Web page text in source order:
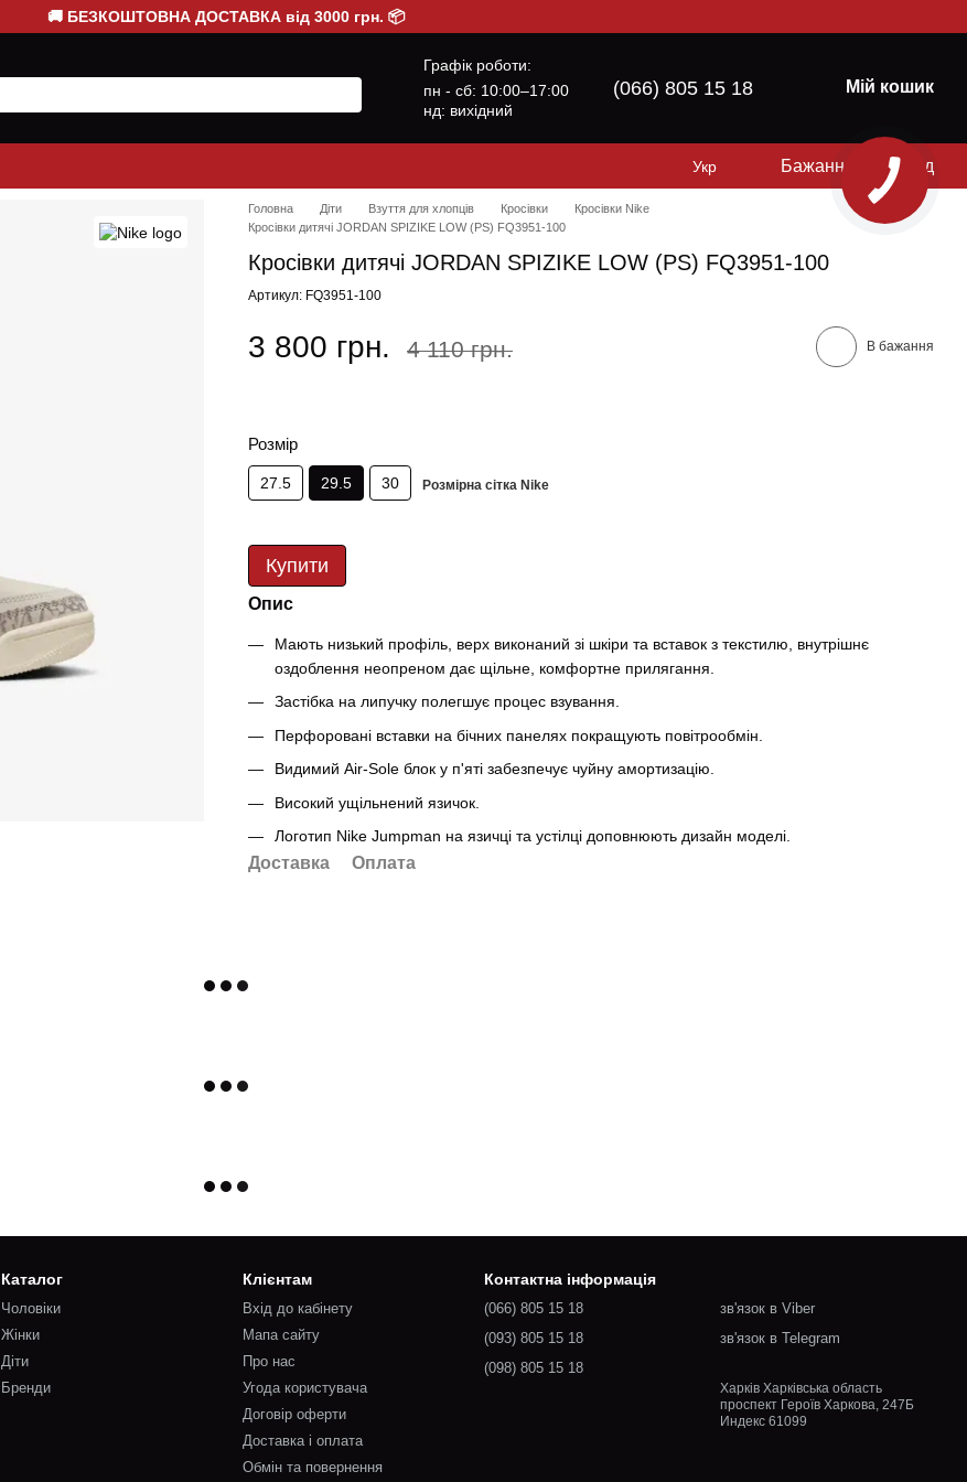
🚚 БЕЗКОШТОВНА ДОСТАВКА від 3000 грн. 📦
Графік роботи:
пн - сб: 10:00–17:00
нд: вихідний
(066) 805 15 18 Мій кошик
Укр Бажання Вхід
Головна Діти Взуття для хлопців Кросівки
Кросівки Nike
Кросівки дитячі JORDAN SPIZIKE LOW (PS) FQ3951-100
Кросівки дитячі JORDAN SPIZIKE LOW (PS) FQ3951-100
Артикул: FQ3951-100
3 800 грн. 4 110 грн. В бажання
Розмір
27.5 29.5 30 Розмірна сітка Nike
Купити
Опис
Мають низький профіль, верх виконаний зі шкіри та вставок з текстилю, внутрішнє
оздоблення неопреном дає щільне, комфортне прилягання.
Застібка на липучку полегшує процес взування.
Перфоровані вставки на бічних панелях покращують повітрообмін.
Видимий Air-Sole блок у п'яті забезпечує чуйну амортизацію.
Високий ущільнений язичок.
Логотип Nike Jumpman на язичці та устілці доповнюють дизайн моделі.
Доставка Оплата
Каталог
Чоловіки
Жінки
Діти
Бренди
Клієнтам
Вхід до кабінету
Мапа сайту
Про нас
Угода користувача
Договір оферти
Доставка і оплата
Обмін та повернення
Контактна інформація
(066) 805 15 18
(093) 805 15 18
(098) 805 15 18
зв'язок в Viber
зв'язок в Telegram
Харків Харківська область
проспект Героїв Харкова, 247Б
Индекс 61099